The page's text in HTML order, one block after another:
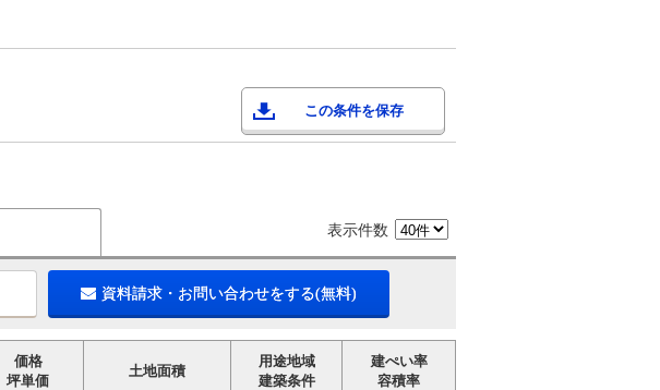
この条件を保存
表示件数
資料請求・お問い合わせをする(無料)
価格
坪単価
土地面積
用途地域
建築条件
建ぺい率
容積率